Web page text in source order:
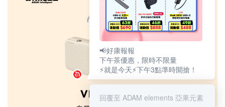
📢好康報報
下午茶優惠，限時不限量
⚡就是今天⚡下午3點準時開搶！
回覆至 ADAM elements 亞果元素